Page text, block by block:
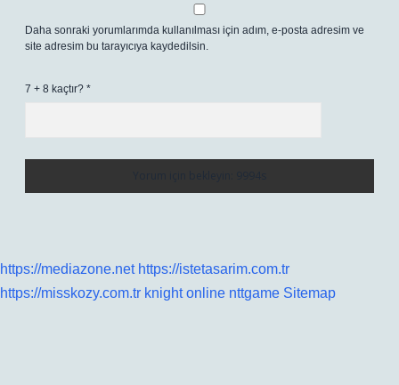
Daha sonraki yorumlarımda kullanılması için adım, e-posta adresim ve
site adresim bu tarayıcıya kaydedilsin.
7 + 8 kaçtır? *
https://mediazone.net https://istetasarim.com.tr
https://misskozy.com.tr knight online nttgame Sitemap